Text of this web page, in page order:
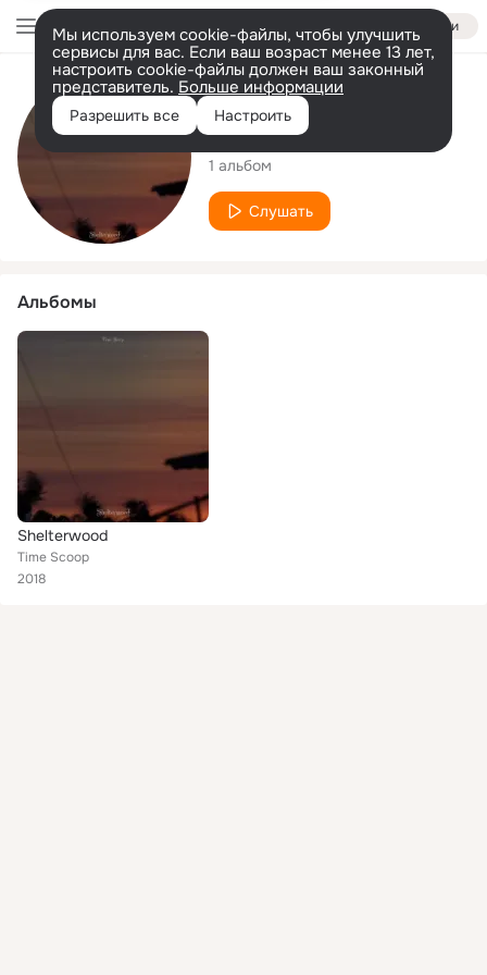
Войти
Мы используем cookie-файлы, чтобы улучшить
сервисы для вас. Если ваш возраст менее 13 лет,
настроить cookie-файлы должен ваш законный
представитель. Больше информации
Разрешить все Настроить
Исполнитель
Time Scoop
1 альбом
Слушать
Альбомы
Shelterwood
Time Scoop
2018